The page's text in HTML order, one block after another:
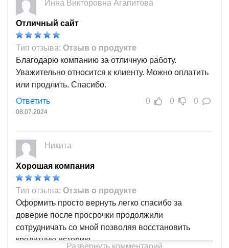
Инна Викторовна Агапитова
Отличный сайт
Тип отзыва: Отзыв о продукте
Благодарю компанию за отличную работу.
Уважительно относится к клиенту. Можно оплатить
или продлить. Спасибо.
Ответить
0 0 0
08.07.2024
Никита
Хорошая компания
Тип отзыва: Отзыв о продукте
Оформить просто вернуть легко спасибо за
доверие после просрочки продолжили
сотрудничать со мной позволяя восстановить
кредитную историю
Развернуть комментарий